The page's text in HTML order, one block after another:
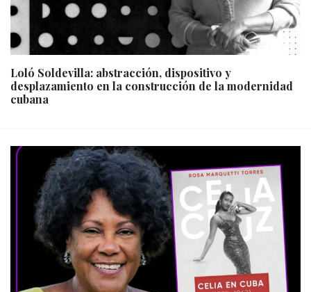
Loló Soldevilla: abstracción, dispositivo y
desplazamiento en la construcción de la modernidad
cubana